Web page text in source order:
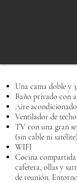
Una cama doble y
Baño privado con
Aire
Ventilador de
TV con una gran
(sin cable ni
WIFI
Cocina
cafetera, ollas y
de reunión.